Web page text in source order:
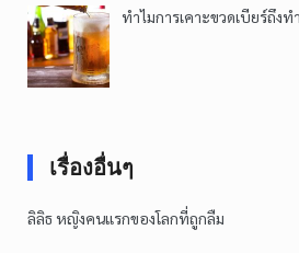
ทำไมการเคาะขวดเบียร์ถึงท
เรื่องอื่นๆ
ลิลิธ หญิงคนแรกของโลกที่ถูกลืม